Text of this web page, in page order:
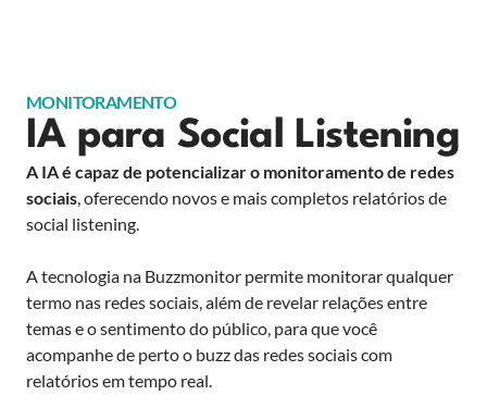
MONITORAMENTO
IA para Social Listening
A IA é capaz de potencializar o monitoramento de redes
sociais, oferecendo novos e mais completos relatórios de
social listening.
A tecnologia na Buzzmonitor permite monitorar qualquer
termo nas redes sociais, além de revelar relações entre
temas e o sentimento do público, para que você
acompanhe de perto o buzz das redes sociais com
relatórios em tempo real.